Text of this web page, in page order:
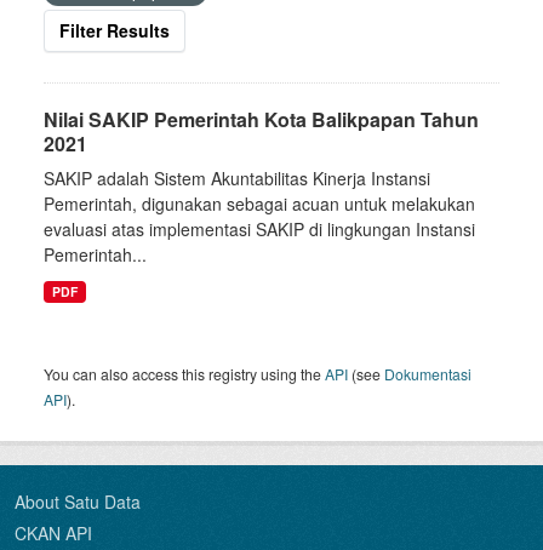
Filter Results
Nilai SAKIP Pemerintah Kota Balikpapan Tahun
2021
SAKIP adalah Sistem Akuntabilitas Kinerja Instansi
Pemerintah, digunakan sebagai acuan untuk melakukan
evaluasi atas implementasi SAKIP di lingkungan Instansi
Pemerintah...
PDF
You can also access this registry using theAPI (see Dokumentasi
API).
About Satu Data
CKAN API